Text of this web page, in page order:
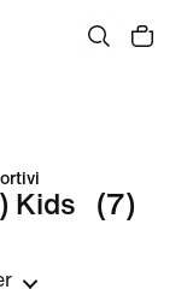
Kids
(7)